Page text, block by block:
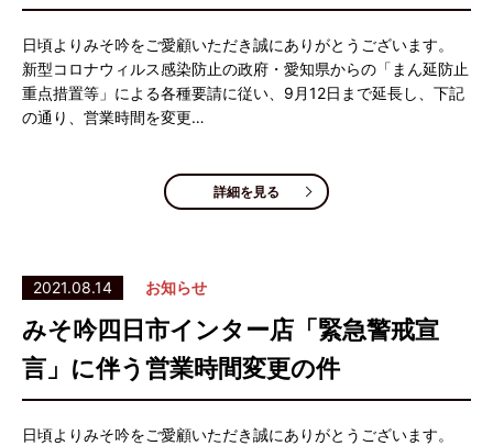
日頃よりみそ吟をご愛顧いただき誠にありがとうございます。
新型コロナウィルス感染防止の政府・愛知県からの「まん延防止
重点措置等」による各種要請に従い、9月12日まで延長し、下記
の通り、営業時間を変更…
詳細を見る
2021.08.14 お知らせ
みそ吟四日市インター店「緊急警戒宣
言」に伴う営業時間変更の件
日頃よりみそ吟をご愛顧いただき誠にありがとうございます。